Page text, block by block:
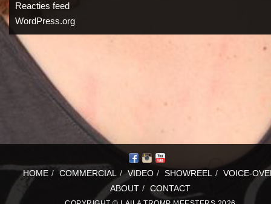
Reacties feed
WordPress.org
HOME / COMMERCIAL / VIDEO / SHOWREEL / VOICE-
ABOUT / CONTACT